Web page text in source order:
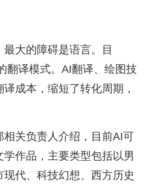
大的障碍是语言。目
翻译模式。AI翻译、绘图技
成本，缩短了转化周期，
相关负责人介绍，目前AI可
作品，主要类型包括以男
代、科技幻想、西方历史